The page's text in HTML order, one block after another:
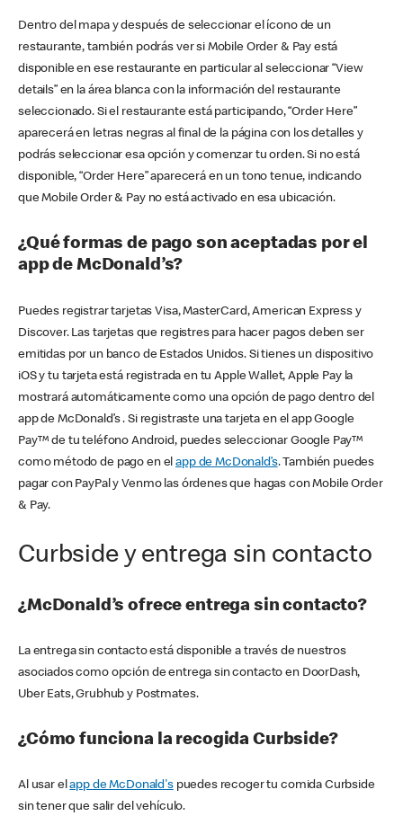
Dentro del mapa y después de seleccionar el ícono de un
restaurante, también podrás ver si Mobile Order & Pay está
disponible en ese restaurante en particular al seleccionar “View
details” en la área blanca con la información del restaurante
seleccionado. Si el restaurante está participando, “Order Here”
aparecerá en letras negras al final de la página con los detalles y
podrás seleccionar esa opción y comenzar tu orden. Si no está
disponible, “Order Here” aparecerá en un tono tenue, indicando
que Mobile Order & Pay no está activado en esa ubicación.
¿Qué formas de pago son aceptadas por el
app de McDonald’s?
Puedes registrar tarjetas Visa, MasterCard, American Express y
Discover. Las tarjetas que registres para hacer pagos deben ser
emitidas por un banco de Estados Unidos. Si tienes un dispositivo
iOS y tu tarjeta está registrada en tu Apple Wallet, Apple Pay la
mostrará automáticamente como una opción de pago dentro del
app de McDonald’s . Si registraste una tarjeta en el app Google
Pay™ de tu teléfono Android, puedes seleccionar Google Pay™
como método de pago en elapp de McDonald’s. También puedes
pagar con PayPal y Venmo las órdenes que hagas con Mobile Order
& Pay.
Curbside y entrega sin contacto
¿McDonald’s ofrece entrega sin contacto?
La entrega sin contacto está disponible a través de nuestros
asociados como opción de entrega sin contacto en DoorDash,
Uber Eats, Grubhub y Postmates.
¿Cómo funciona la recogida Curbside?
Al usar elapp de McDonald'spuedes recoger tu comida Curbside
sin tener que salir del vehículo.